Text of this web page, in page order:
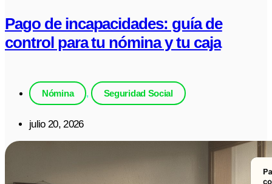
Pago de incapacidades: guía de
control para tu nómina y tu caja
Nómina , Seguridad Social
julio 20, 2026